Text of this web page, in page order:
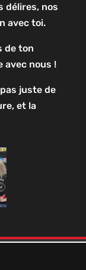
délires, nos
avec toi.
de ton
avec nous !
juste de
et la